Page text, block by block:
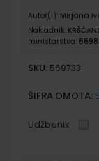
Autor(i): Mirjana
Nakladnik:
ministarstva:
SKU: 569733
ŠIFRA OMOTA:
Udžbenik